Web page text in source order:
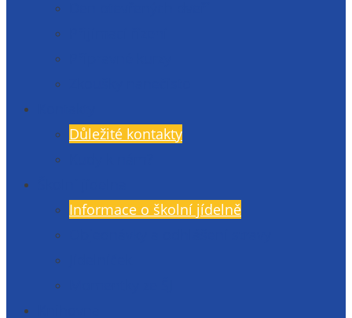
Důležité kontakty
Informace o školní jídelně